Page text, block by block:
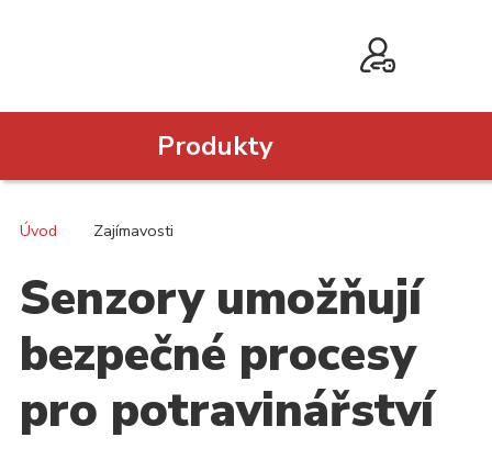
Produkty
Úvod Zajímavosti
Senzory umožňují
bezpečné procesy
pro potravinářství